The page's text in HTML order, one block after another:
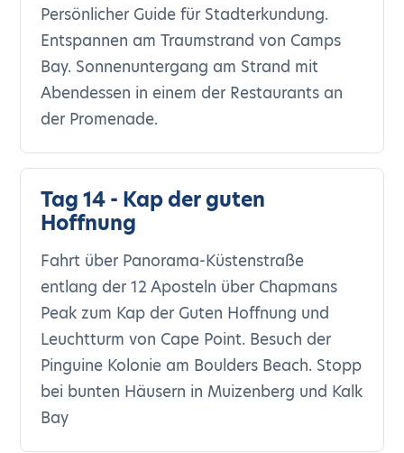
Persönlicher Guide für Stadterkundung.
Entspannen am Traumstrand von Camps
Bay. Sonnenuntergang am Strand mit
Abendessen in einem der Restaurants an
der Promenade.
Tag 14 - Kap der guten
Hoffnung
Fahrt über Panorama-Küstenstraße
entlang der 12 Aposteln über Chapmans
Peak zum Kap der Guten Hoffnung und
Leuchtturm von Cape Point. Besuch der
Pinguine Kolonie am Boulders Beach. Stopp
bei bunten Häusern in Muizenberg und Kalk
Bay